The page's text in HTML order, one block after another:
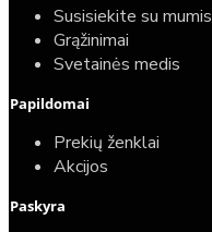
40,00€
25,00€
Susisiekite su mumis
Grąžinimai
Svetainės medis
Papildomai
Prekių ženklai
Akcijos
Paskyra